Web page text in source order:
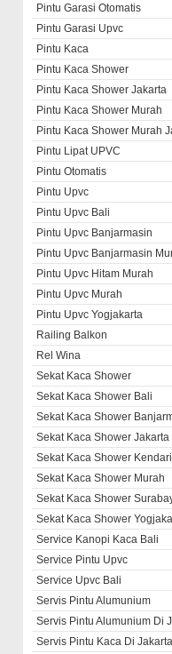
Pintu Garasi Otomatis
Pintu Garasi Upvc
Pintu Kaca
Pintu Kaca Shower
Pintu Kaca Shower Jakarta
Pintu Kaca Shower Murah
Pintu Kaca Shower Murah
Pintu Lipat UPVC
Pintu Otomatis
Pintu Upvc
Pintu Upvc Bali
Pintu Upvc Banjarmasin
Pintu Upvc Banjarmasin
Pintu Upvc Hitam Murah
Pintu Upvc Murah
Pintu Upvc Yogjakarta
Railing Balkon
Rel Wina
Sekat Kaca Shower
Sekat Kaca Shower Bali
Sekat Kaca Shower
Sekat Kaca Shower Jakarta
Sekat Kaca Shower Kendari
Sekat Kaca Shower Murah
Sekat Kaca Shower
Sekat Kaca Shower
Service Kanopi Kaca Bali
Service Pintu Upvc
Service Upvc Bali
Servis Pintu Alumunium
Servis Pintu Alumunium Di
Servis Pintu Kaca Di Jakarta